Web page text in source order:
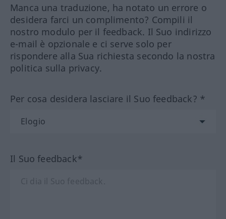
Manca una traduzione, ha notato un errore o
desidera farci un complimento? Compili il
nostro modulo per il feedback. Il Suo indirizzo
e-mail è opzionale e ci serve solo per
rispondere alla Sua richiesta secondo la nostra
politica sulla privacy.
Per cosa desidera lasciare il Suo feedback? *
Il Suo feedback*